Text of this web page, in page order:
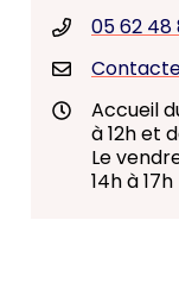
05 62 48
Accueil
à 12h et
Le
14h à 17h